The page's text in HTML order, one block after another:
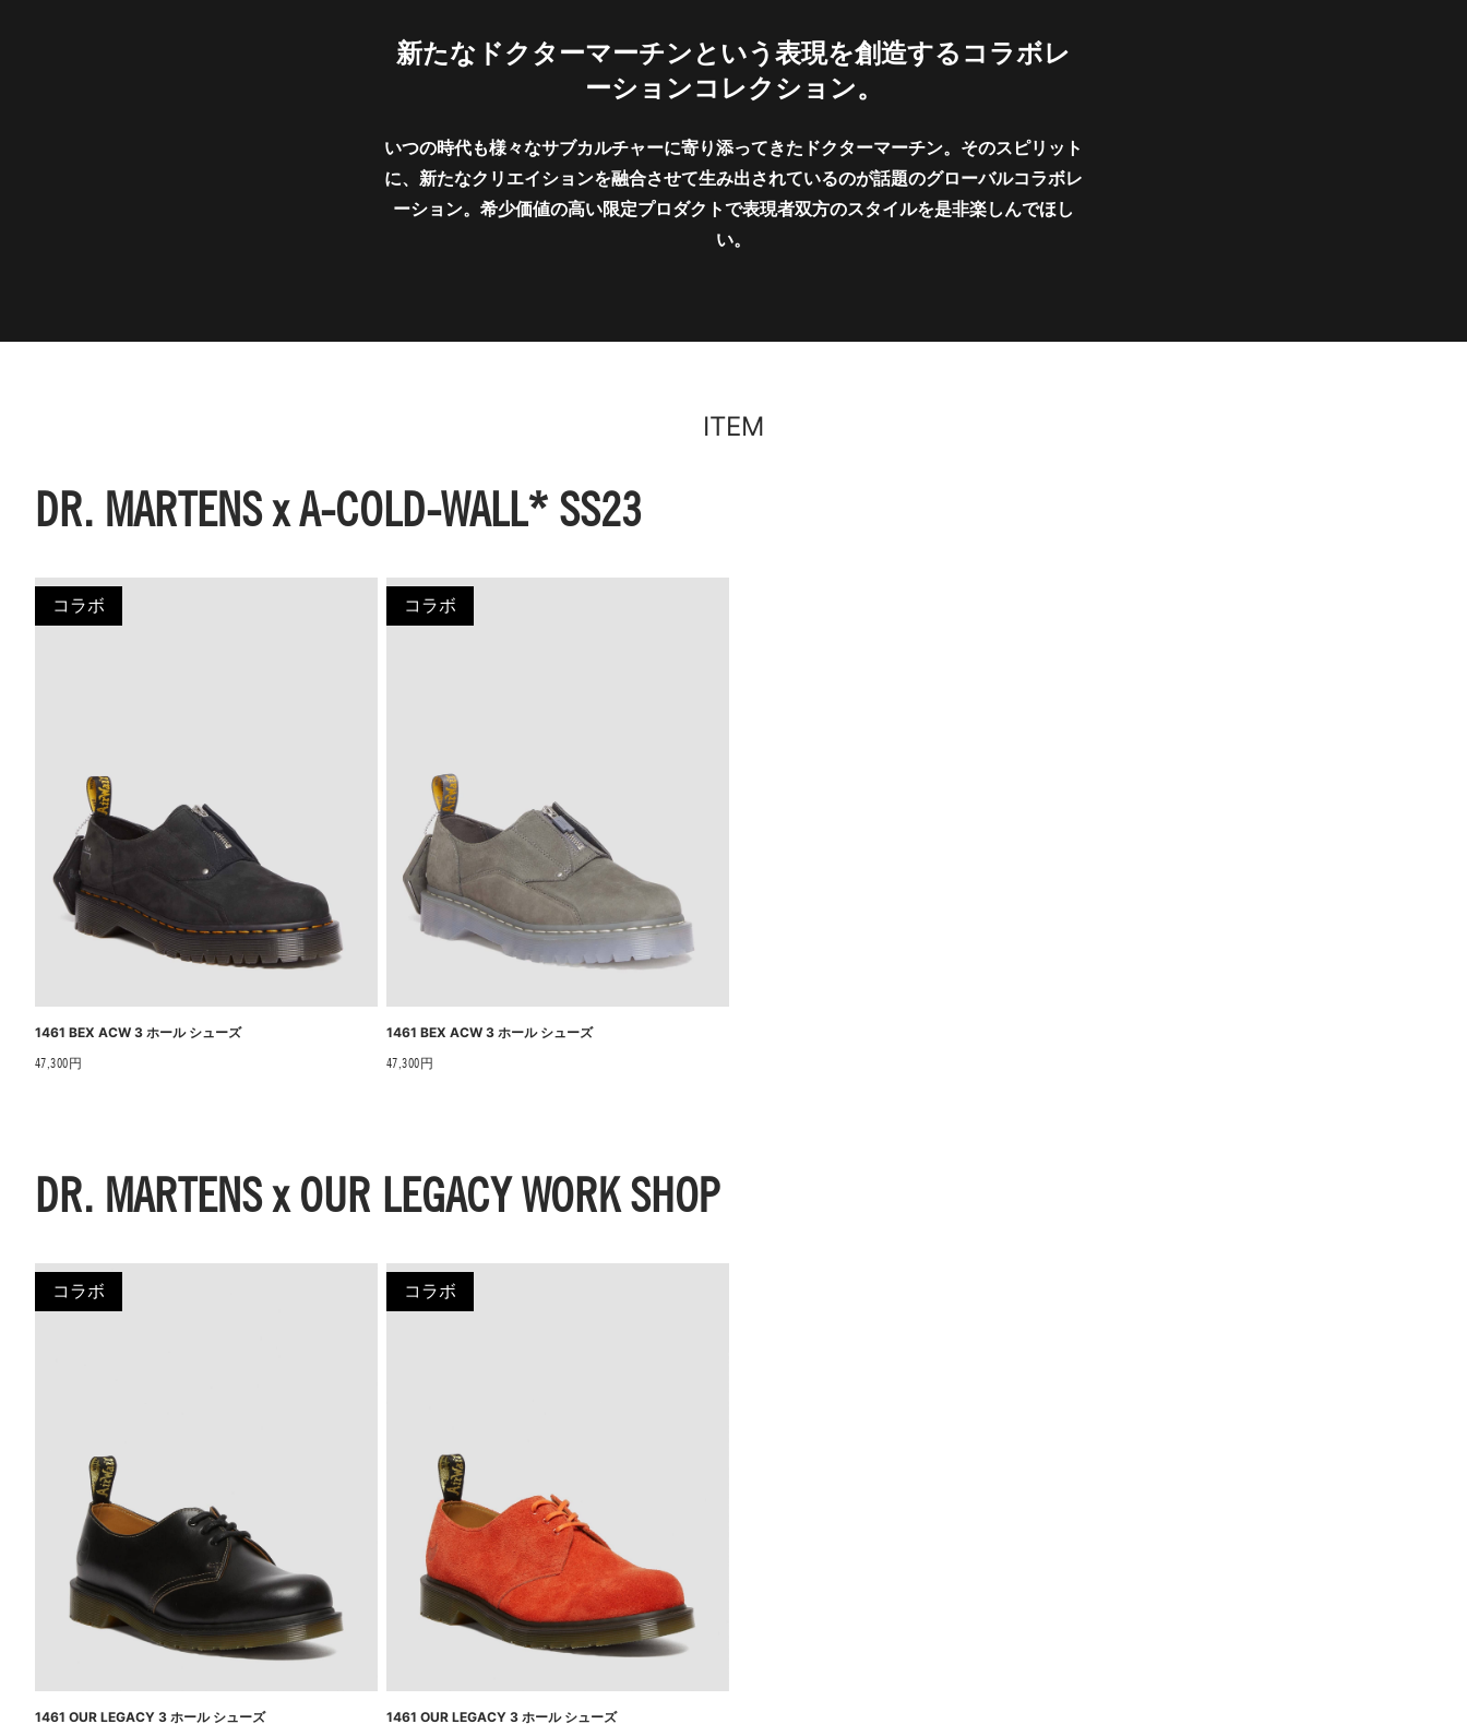
新たなドクターマーチンという表現を創造するコラボレ
ーションコレクション。
いつの時代も様々なサブカルチャーに寄り添ってきたドクターマーチン。そのスピリット
に、新たなクリエイションを融合させて生み出されているのが話題のグローバルコラボレ
ーション。希少価値の高い限定プロダクトで表現者双方のスタイルを是非楽しんでほし
い。
ITEM
DR. MARTENS x A-COLD-WALL* SS23
コラボ
1461 BEX ACW 3 ホール シューズ
47,300円
コラボ
1461 BEX ACW 3 ホール シューズ
47,300円
DR. MARTENS x OUR LEGACY WORK SHOP
コラボ
1461 OUR LEGACY 3 ホール シューズ
コラボ
1461 OUR LEGACY 3 ホール シューズ